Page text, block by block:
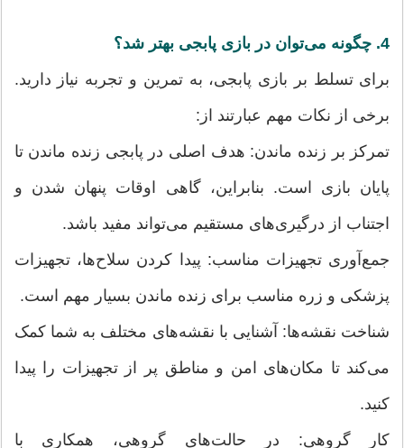
4. چگونه می‌توان در بازی پابجی بهتر شد؟
برای تسلط بر بازی پابجی، به تمرین و تجربه نیاز دارید.
برخی از نکات مهم عبارتند از:
تمرکز بر زنده ماندن: هدف اصلی در پابجی زنده ماندن تا
پایان بازی است. بنابراین، گاهی اوقات پنهان شدن و
اجتناب از درگیری‌های مستقیم می‌تواند مفید باشد.
جمع‌آوری تجهیزات مناسب: پیدا کردن سلاح‌ها، تجهیزات
پزشکی و زره مناسب برای زنده ماندن بسیار مهم است.
شناخت نقشه‌ها: آشنایی با نقشه‌های مختلف به شما کمک
می‌کند تا مکان‌های امن و مناطق پر از تجهیزات را پیدا
کنید.
کار گروهی: در حالت‌های گروهی، همکاری با